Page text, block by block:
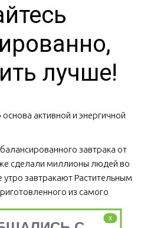
лучше!
основа активной и энергичной
завтрака от
сделали миллионы людей во
завтракают Растительным
из самого
коктейлем
напитком (чай).
x